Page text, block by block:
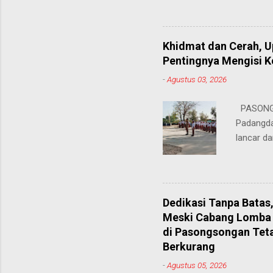
hingga
masing.
"Saya
sangat
Khidmat dan Cerah,
Pentingnya Mengisi
-Agustus 03, 2026
lancar
penting
ia
para
dalam
sekolah,
Dedikasi Tanpa
Meski Cabang
di Pasongsongan
Berkurang
-Agustus 05, 2026